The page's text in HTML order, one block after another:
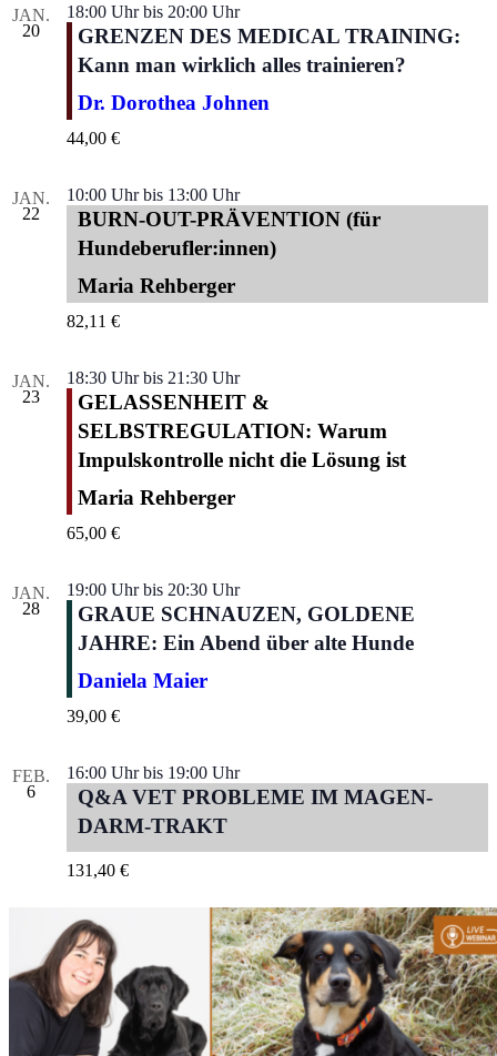
JAN.
20
18:00 Uhrbis 20:00 Uhr
GRENZEN DES MEDICAL TRAINING:
Kann man wirklich alles trainieren?
Dr. Dorothea Johnen
44,00 €
JAN.
22
10:00 Uhrbis 13:00 Uhr
BURN-OUT-PRÄVENTION (für
Hundeberufler:innen)
Maria Rehberger
82,11 €
JAN.
23
18:30 Uhrbis 21:30 Uhr
GELASSENHEIT &
SELBSTREGULATION: Warum
Impulskontrolle nicht die Lösung ist
Maria Rehberger
65,00 €
JAN.
28
19:00 Uhrbis 20:30 Uhr
GRAUE SCHNAUZEN, GOLDENE
JAHRE: Ein Abend über alte Hunde
Daniela Maier
39,00 €
FEB.
6
16:00 Uhrbis 19:00 Uhr
Q&A VET PROBLEME IM MAGEN-
DARM-TRAKT
131,40 €